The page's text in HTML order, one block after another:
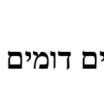
דומים